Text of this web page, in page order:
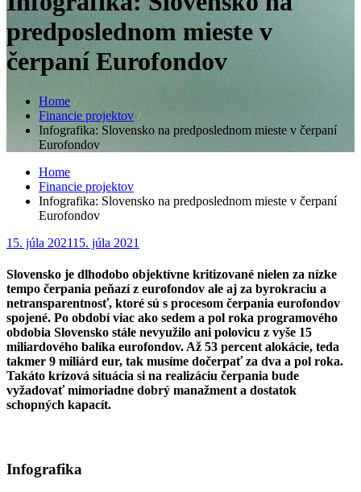
predposlednom mieste v
čerpaní Eurofondov
Home
Financie projektov
Infografika: Slovensko na predposlednom mieste v čerpaní
Eurofondov
Home
Financie projektov
Infografika: Slovensko na predposlednom mieste v čerpaní
Eurofondov
Posted
15. júla 202115. júla 2021
Slovensko je dlhodobo objektívne kritizované nielen za nízke
tempo čerpania peňazí z eurofondov ale aj za byrokraciu a
netransparentnosť, ktoré sú s procesom čerpania eurofondov
spojené. Po období viac ako sedem a pol roka programového
obdobia Slovensko stále nevyužilo ani polovicu z vyše 15
miliardového balíka eurofondov. Až 53 percent alokácie, teda
takmer 9 miliárd eur, tak musíme dočerpať za dva a pol roka.
Takáto krízová situácia si na realizáciu čerpania bude
vyžadovať mimoriadne dobrý manažment a dostatok
schopných kapacít.
Infografika